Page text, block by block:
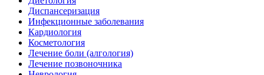
Диспансеризация
Инфекционные заболевания
Кардиология
Косметология
Лечение боли (алгология)
Лечение позвоночника